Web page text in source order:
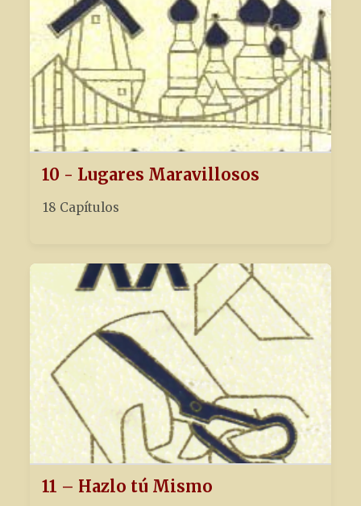
10 - Lugares Maravillosos
18 Capítulos
11 – Hazlo tú Mismo